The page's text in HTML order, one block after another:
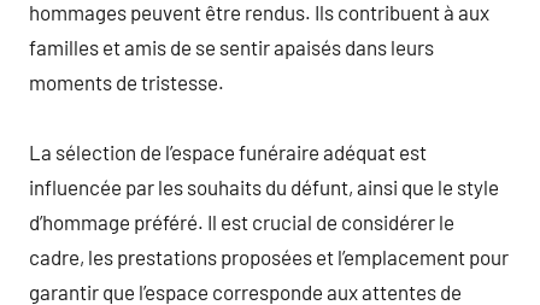
hommages peuvent être rendus. Ils contribuent à aux
familles et amis de se sentir apaisés dans leurs
moments de tristesse.
La sélection de l’espace funéraire adéquat est
influencée par les souhaits du défunt, ainsi que le style
d’hommage préféré. Il est crucial de considérer le
cadre, les prestations proposées et l’emplacement pour
garantir que l’espace corresponde aux attentes de